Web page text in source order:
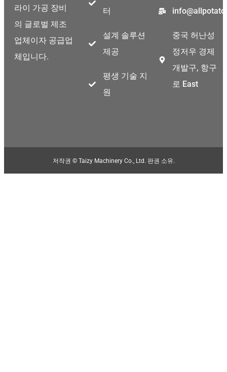
라이 가공 장비
의 글로벌 제조
업체이자 공급업
체입니다.
터
설계 솔루션
제공
평생 기술 지
원
중국 허난성
정저우 경제
개발구, 항구
로 East
저작권 © Taizy Machinery Co., Ltd. 판권 소유.